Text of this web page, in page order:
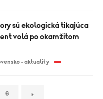
volá po okamžitom
- aktuality
6